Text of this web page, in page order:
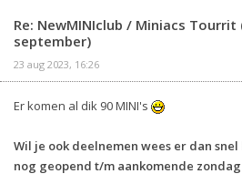
Re: NewMINIclub / Miniacs Tourrit
september)
23 aug 2023, 16:26
Er komen al dik 90 MINI's
Wil je ook deelnemen wees er dan
nog geopend t/m aankomende zondag